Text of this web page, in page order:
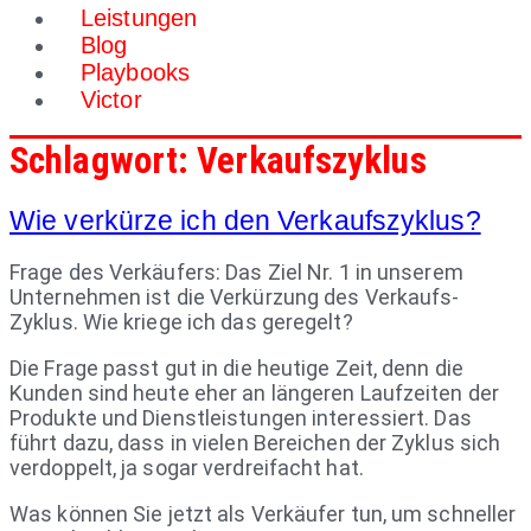
Leistungen
Blog
Playbooks
Victor
Schlagwort:Verkaufszyklus
Wie verkürze ich den Verkaufszyklus?
Frage des Verkäufers: Das Ziel Nr. 1 in unserem
Unternehmen ist die Verkürzung des Verkaufs-
Zyklus. Wie kriege ich das geregelt?
Die Frage passt gut in die heutige Zeit, denn die
Kunden sind heute eher an längeren Laufzeiten der
Produkte und Dienstleistungen interessiert. Das
führt dazu, dass in vielen Bereichen der Zyklus sich
verdoppelt, ja sogar verdreifacht hat.
Was können Sie jetzt als Verkäufer tun, um schneller